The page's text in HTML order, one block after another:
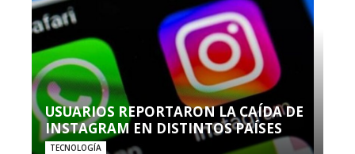
USUARIOS REPORTARON LA CAÍDA DE
INSTAGRAM EN DISTINTOS PAÍSES
TECNOLOGÍA